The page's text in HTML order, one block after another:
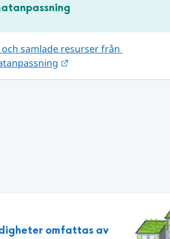
samlade resurser från
Länk till annan
omfattas av